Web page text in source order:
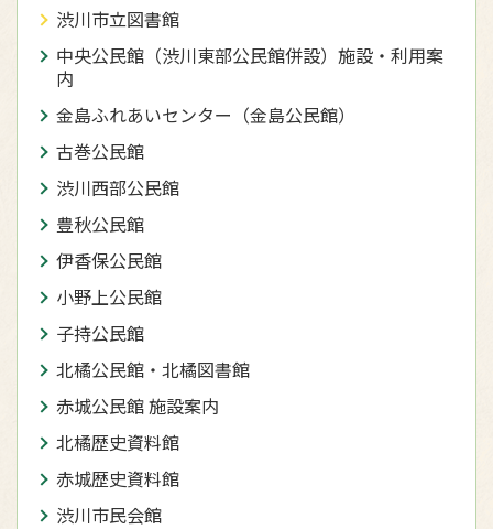
渋川市立図書館
中央公民館（渋川東部公民館併設）施設・利用案
内
金島ふれあいセンター（金島公民館）
古巻公民館
渋川西部公民館
豊秋公民館
伊香保公民館
小野上公民館
子持公民館
北橘公民館・北橘図書館
赤城公民館 施設案内
北橘歴史資料館
赤城歴史資料館
渋川市民会館